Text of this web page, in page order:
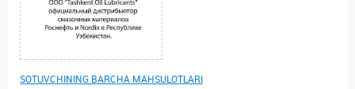
SOTUVCHINING BARCHA MAHSULOTLARI